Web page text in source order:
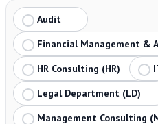
Audit
Financial Management &
HR Consulting (HR)
Legal Department (LD)
Management Consulting